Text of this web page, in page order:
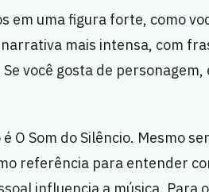
em uma figura forte, como
mais intensa, com
você gosta de
O Som do Silêncio. Mesmo
referência para entender
influencia a música. Para